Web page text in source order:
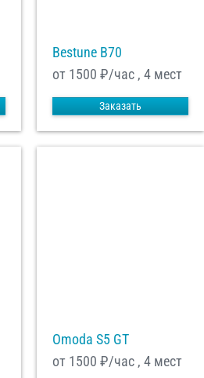
Bestune B70
от 1500 ₽/час , 4 мест
Заказать
Omoda S5 GT
от 1500 ₽/час , 4 мест